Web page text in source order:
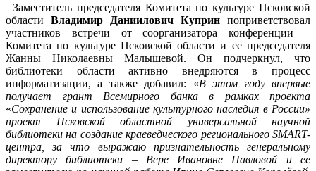
Заместитель председателя Комитета по культуре Псковской
области Владимир Даниилович Куприн поприветствовал
участников встречи от соорганизатора конференции –
Комитета по культуре Псковской области и ее председателя
Жанны Николаевны Малышевой. Он подчеркнул, что
библиотеки области активно внедряются в процесс
информатизации, а также добавил: «В этом году впервые
получает грант Всемирного банка в рамках проекта
«Сохранение и использование культурного наследия в России»
проект Псковской областной универсальной научной
библиотеки на создание краеведческого регионального SMART-
центра, за что выражаю признательность генеральному
директору библиотеки – Вере Ивановне Павловой и ее